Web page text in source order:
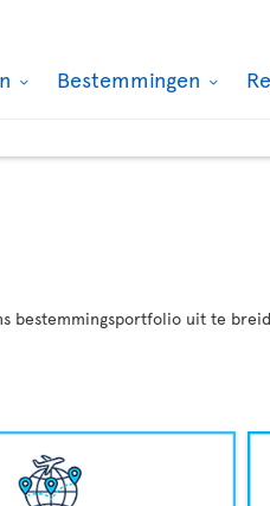
Bestemmingen
bestemmingsportfolio uit te